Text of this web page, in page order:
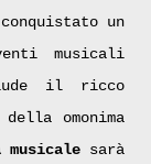
un
musicali
il ricco
omonima
musicale sarà